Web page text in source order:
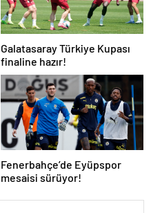
Galatasaray Türkiye Kupası
finaline hazır!
Fenerbahçe’de Eyüpspor
mesaisi sürüyor!